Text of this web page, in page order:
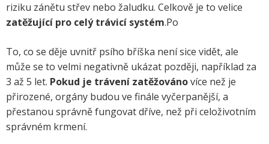
riziku zánětu střev nebo žaludku. Celkově je to velice
zatěžující pro celý trávicí systém.Po
To, co se děje uvnitř psího bříška není sice vidět, ale
může se to velmi negativně ukázat později, například za
3 až 5 let. Pokud je trávení zatěžovánovíce než je
přirozené, orgány budou ve finále vyčerpanější, a
přestanou správně fungovat dříve, než při celoživotním
správném krmení.